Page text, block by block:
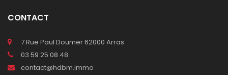
CONTACT
7 Rue Paul Doumer 62000 Arras
03 59 25 08 48
contact@hdbm.immo